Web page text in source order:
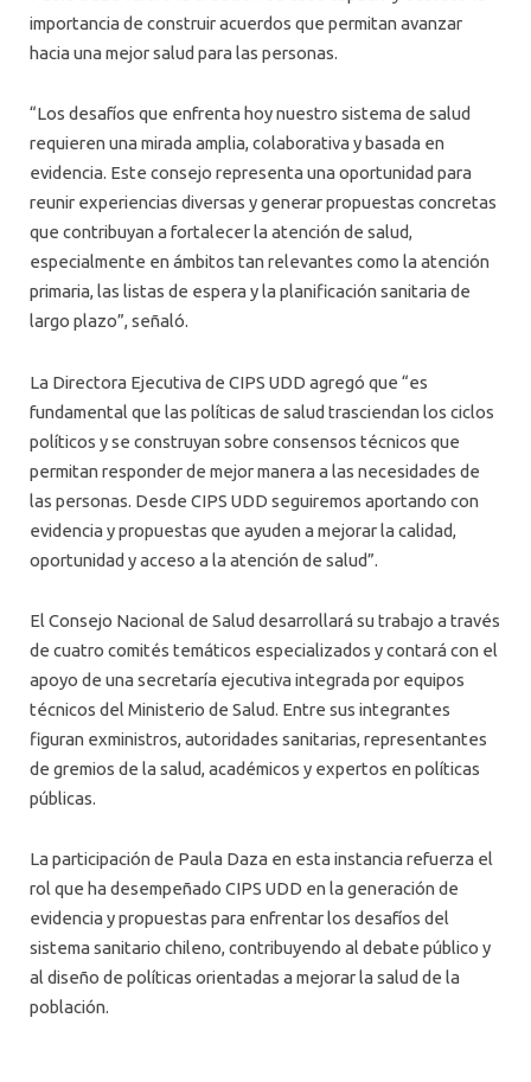
importancia de construir acuerdos que permitan avanzar
hacia una mejor salud para las personas.
“Los desafíos que enfrenta hoy nuestro sistema de salud
requieren una mirada amplia, colaborativa y basada en
evidencia. Este consejo representa una oportunidad para
reunir experiencias diversas y generar propuestas concretas
que contribuyan a fortalecer la atención de salud,
especialmente en ámbitos tan relevantes como la atención
primaria, las listas de espera y la planificación sanitaria de
largo plazo”, señaló.
La Directora Ejecutiva de CIPS UDD agregó que “es
fundamental que las políticas de salud trasciendan los ciclos
políticos y se construyan sobre consensos técnicos que
permitan responder de mejor manera a las necesidades de
las personas. Desde CIPS UDD seguiremos aportando con
evidencia y propuestas que ayuden a mejorar la calidad,
oportunidad y acceso a la atención de salud”.
El Consejo Nacional de Salud desarrollará su trabajo a través
de cuatro comités temáticos especializados y contará con el
apoyo de una secretaría ejecutiva integrada por equipos
técnicos del Ministerio de Salud. Entre sus integrantes
figuran exministros, autoridades sanitarias, representantes
de gremios de la salud, académicos y expertos en políticas
públicas.
La participación de Paula Daza en esta instancia refuerza el
rol que ha desempeñado CIPS UDD en la generación de
evidencia y propuestas para enfrentar los desafíos del
sistema sanitario chileno, contribuyendo al debate público y
al diseño de políticas orientadas a mejorar la salud de la
población.